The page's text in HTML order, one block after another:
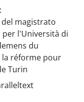
magistrato
l'Università di
du
réforme pour
Turin